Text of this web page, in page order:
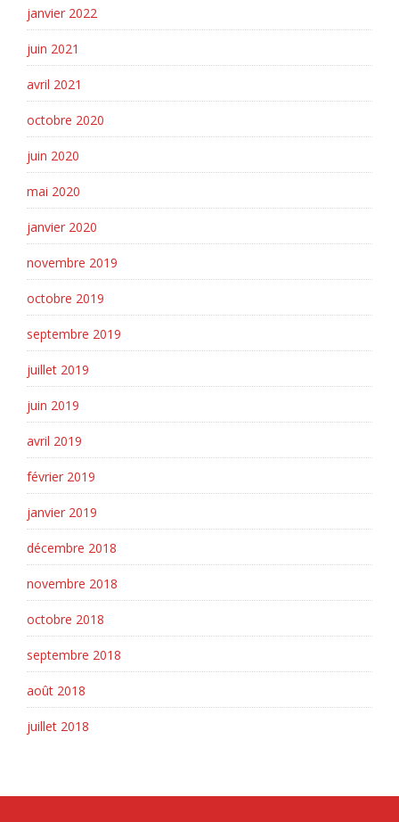
janvier 2022
juin 2021
avril 2021
octobre 2020
juin 2020
mai 2020
janvier 2020
novembre 2019
octobre 2019
septembre 2019
juillet 2019
juin 2019
avril 2019
février 2019
janvier 2019
décembre 2018
novembre 2018
octobre 2018
septembre 2018
août 2018
juillet 2018